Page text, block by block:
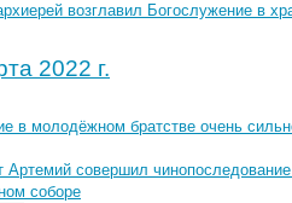
возглавил Богослужение в
2022 г.
в молодёжном братстве очень
Артемий совершил
соборе